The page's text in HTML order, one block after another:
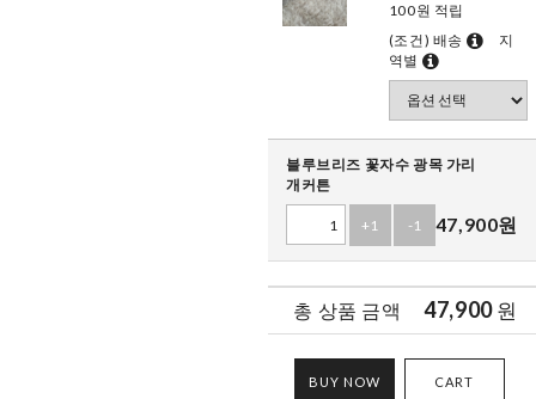
100원 적립
(조건) 배송
지
역별
블루브리즈 꽃자수 광목 가리
개커튼
+1 -1 47,900원
총 상품 금액 47,900 원
BUY NOW CART